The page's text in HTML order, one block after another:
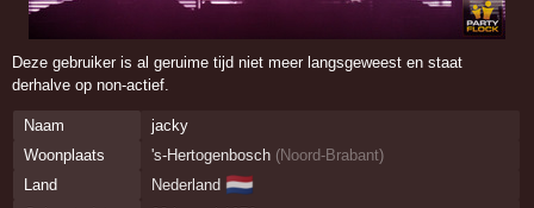
Deze gebruiker is al geruime tijd niet meer langsgeweest en staat
derhalve op non-actief.
Naam
jacky
Woonplaats
's-Hertogenbosch (Noord-Brabant)
Land
Nederland 🇳🇱